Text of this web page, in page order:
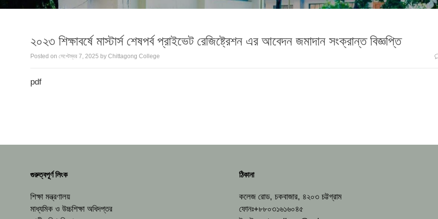
২০২৩ শিক্ষাবর্ষে মাস্টার্স শেষপর্ব প্রাইভেট রেজিষ্ট্রেশন এর আবেদন জমাদান সংক্রান্ত বিজ্ঞপ্তি
Posted on সেপ্টেম্বর 7, 2025 by Chittagong College
pdf
গুরুত্বপূর্ণ লিংক
শিক্ষা মন্ত্রণালয়
মাধ্যমিক ও উচ্চশিক্ষা অধিদপ্তর
ঠিকানা
কলেজ রোড, চকবাজার, ৪২০৩ চট্টগ্রাম
ফোনঃ+৮৮০৩১৬১৬০৪৫